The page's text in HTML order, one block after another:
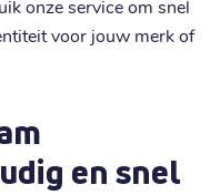
onze service om snel
voor jouw merk of
en snel